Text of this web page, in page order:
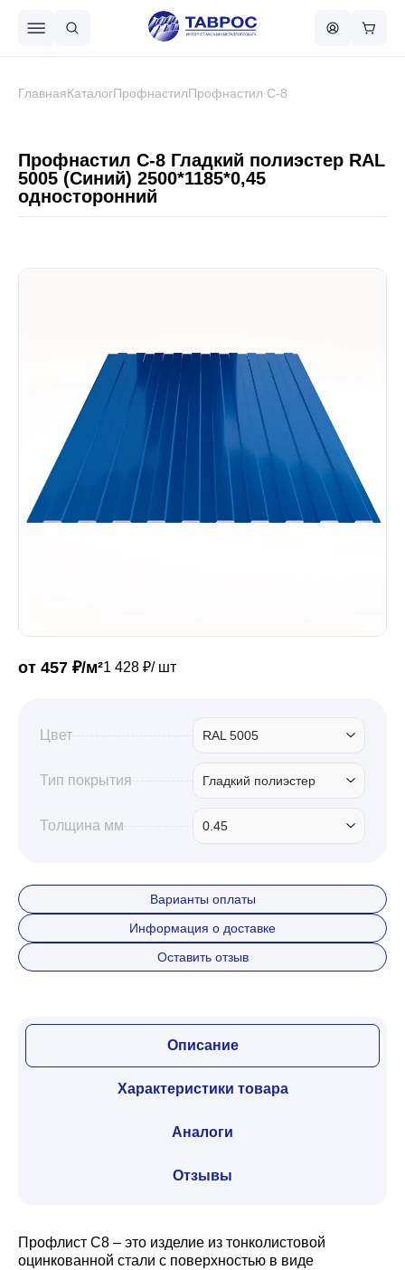
Металлочерепица
Сваи винтовые
Забор
Кровля
Профили для гипсокартона
ГлавнаяКаталогПрофнастилПрофнастил С-8
Профнастил С-8 Гладкий полиэстер RAL
5005 (Синий) 2500*1185*0,45
односторонний
от 457 ₽/м²1 428 ₽/ шт
Цвет RAL 5005
Тип покрытия Гладкий полиэстер
Толщина мм 0.45
Варианты оплаты
Информация о доставке
Оставить отзыв
Описание
Характеристики товара
Аналоги
Отзывы
Профлист С8 – это изделие из тонколистовой
оцинкованной стали с поверхностью в виде